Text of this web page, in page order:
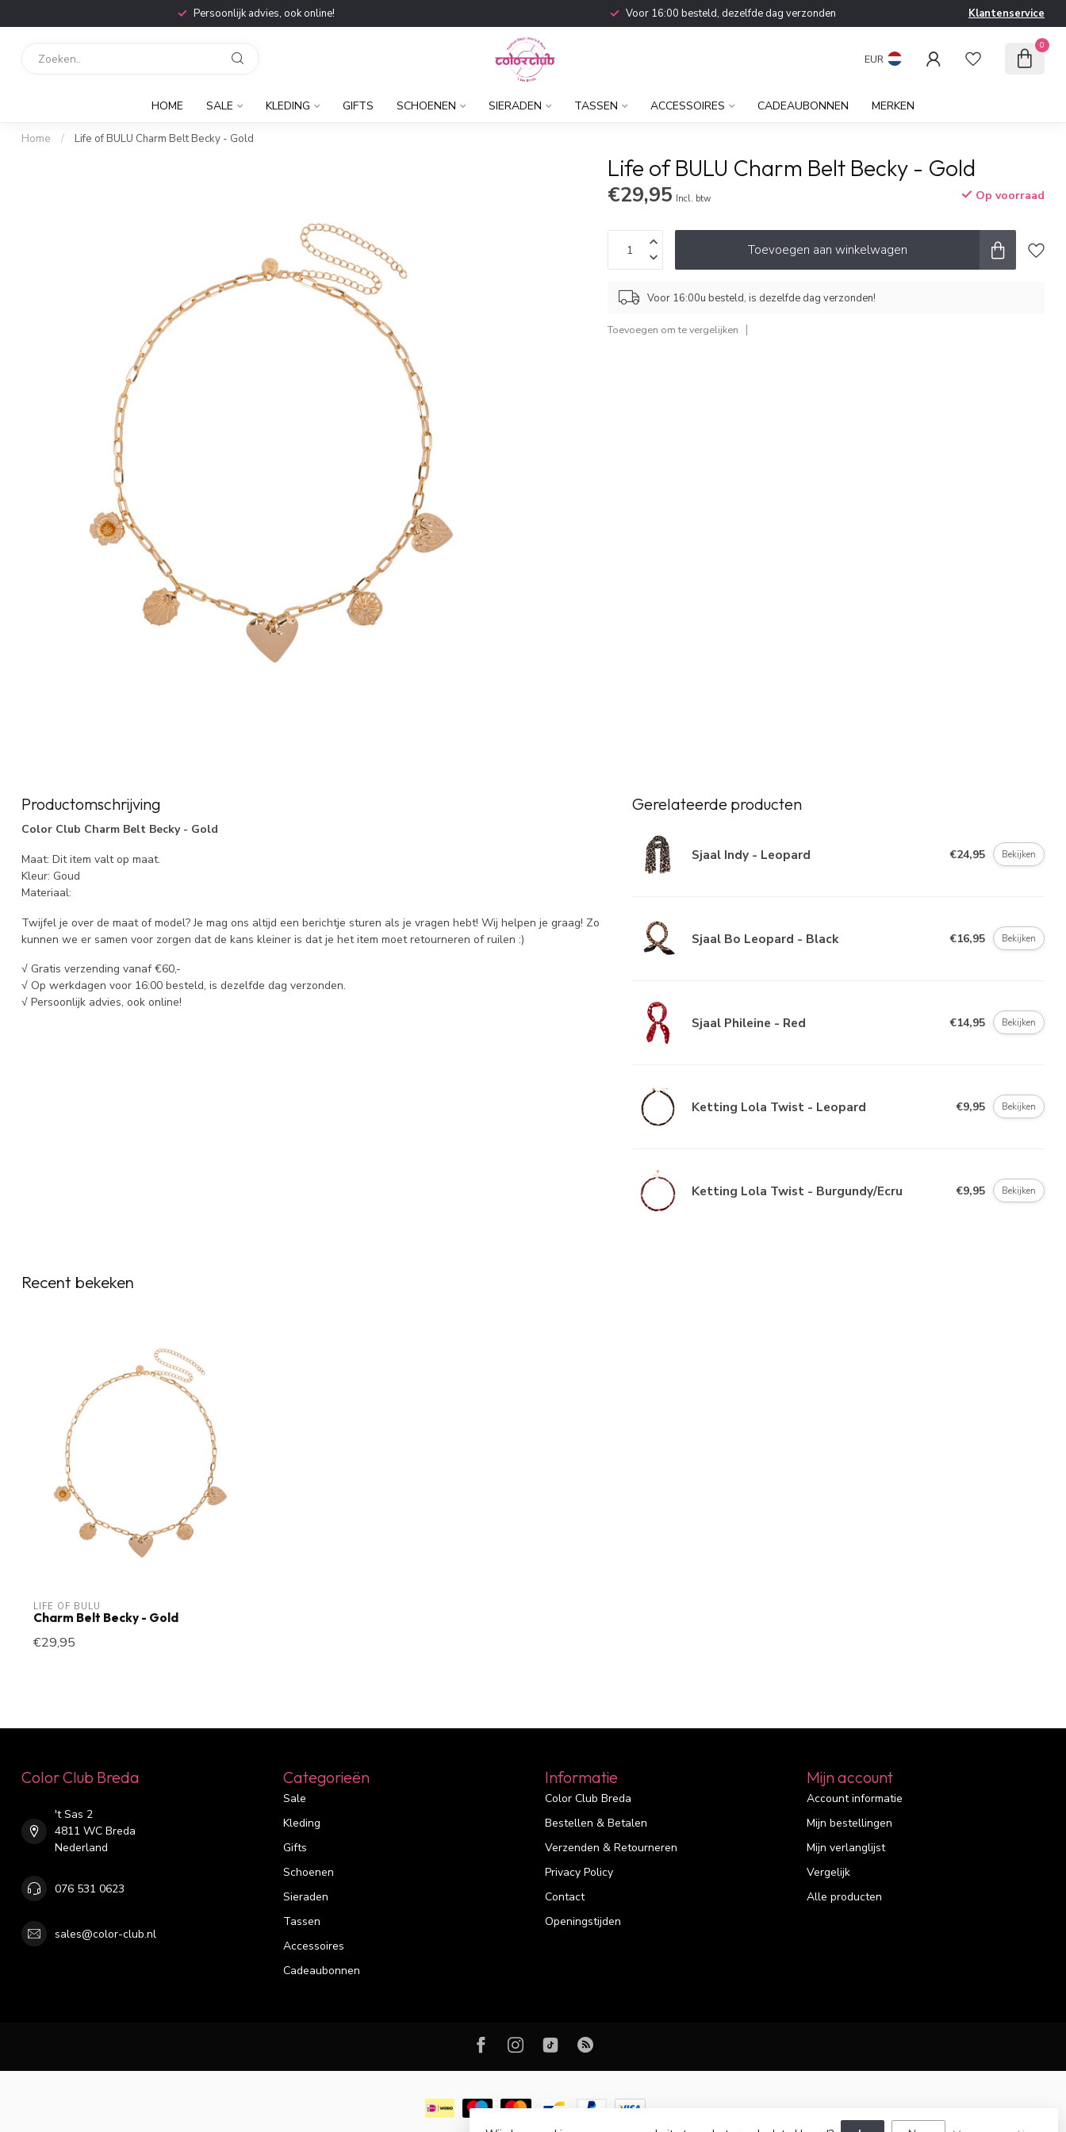
Persoonlijk advies, ook online! Voor 16:00 besteld, dezelfde dag verzonden Klantenservice
EUR
0
HOME SALE KLEDING GIFTS SCHOENEN SIERADEN TASSEN ACCESSOIRES CADEAUBONNEN MERKEN
Home / Life of BULU Charm Belt Becky - Gold
Life of BULU Charm Belt Becky - Gold
€29,95 Incl. btw Op voorraad
Toevoegen aan winkelwagen
Voor 16:00u besteld, is dezelfde dag verzonden!
Toevoegen om te vergelijken
Productomschrijving
Color Club Charm Belt Becky - Gold
Maat: Dit item valt op maat.
Kleur: Goud
Materiaal:
Twijfel je over de maat of model? Je mag ons altijd een berichtje sturen als je vragen hebt! Wij helpen je graag! Zo
kunnen we er samen voor zorgen dat de kans kleiner is dat je het item moet retourneren of ruilen :)
√ Gratis verzending vanaf €60,-
√ Op werkdagen voor 16:00 besteld, is dezelfde dag verzonden.
√ Persoonlijk advies, ook online!
Gerelateerde producten
Sjaal Indy - Leopard €24,95 Bekijken
Sjaal Bo Leopard - Black €16,95 Bekijken
Sjaal Phileine - Red €14,95 Bekijken
Ketting Lola Twist - Leopard €9,95 Bekijken
Ketting Lola Twist - Burgundy/Ecru €9,95 Bekijken
Recent bekeken
LIFE OF BULU
Charm Belt Becky - Gold
€29,95
Color Club Breda
't Sas 2
4811 WC Breda
Nederland
076 531 0623
sales@color-club.nl
Categorieën
Sale
Kleding
Gifts
Schoenen
Sieraden
Tassen
Accessoires
Cadeaubonnen
Informatie
Color Club Breda
Bestellen & Betalen
Verzenden & Retourneren
Privacy Policy
Contact
Openingstijden
Mijn account
Account informatie
Mijn bestellingen
Mijn verlanglijst
Vergelijk
Alle producten